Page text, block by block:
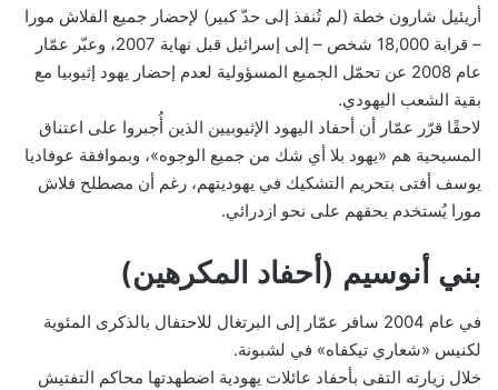
أريئيل شارون خطة (لم تُنفذ إلى حدّ كبير) لإحضار جميع الفلاش مورا
– قرابة 18,000 شخص – إلى إسرائيل قبل نهاية 2007، وعبّر عمّار
عام 2008 عن تحمّل الجميع المسؤولية لعدم إحضار يهود إثيوبيا مع
بقية الشعب اليهودي.
لاحقًا قرّر عمّار أن أحفاد اليهود الإثيوبيين الذين أُجبروا على اعتناق
المسيحية هم «يهود بلا أي شك من جميع الوجوه»، وبموافقة عوفاديا
يوسف أفتى بتحريم التشكيك في يهوديتهم، رغم أن مصطلح فلاش
مورا يُستخدم بحقهم على نحو ازدرائي.
بني أنوسيم (أحفاد المكرهين)
في عام 2004 سافر عمّار إلى البرتغال للاحتفال بالذكرى المئوية
لكنيس «شعاري تيكفاه» في لشبونة.
خلال زيارته التقى بأحفاد عائلات يهودية اضطهدتها محاكم التفتيش